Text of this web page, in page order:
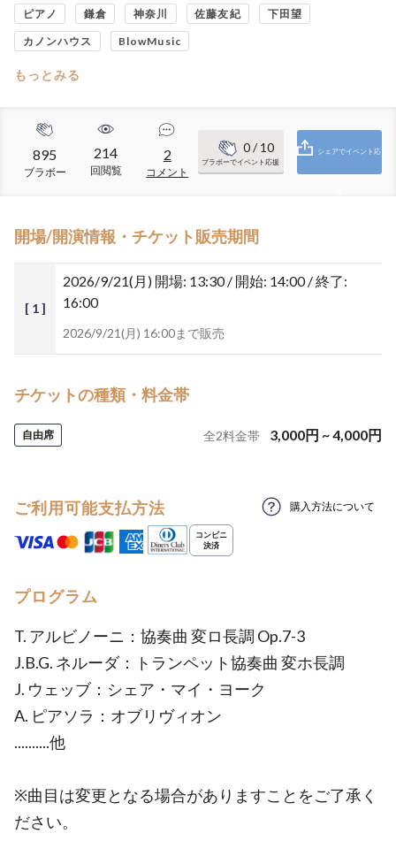
ピアノ 鎌倉 神奈川 佐藤友紀 下田望
カノンハウス BlowMusic
もっとみる
895
ブラボー
214
回閲覧
2
コメント
0/ 10
ブラボーでイベント応援
シェアでイベント応
開場/開演情報・チケット販売期間
[ 1 ]
2026/9/21(月) 開場: 13:30 / 開始: 14:00 / 終了:
16:00
2026/9/21(月) 16:00まで販売
チケットの種類・料金帯
自由席 全2料金帯 3,000円 ~4,000円
ご利用可能支払方法 購入方法について
プログラム
T. アルビノーニ：協奏曲 変ロ長調 Op.7-3
J.B.G. ネルーダ：トランペット協奏曲 変ホ長調
J. ウェッブ：シェア・マイ・ヨーク
A. ピアソラ：オブリヴィオン
..........他
※曲目は変更となる場合がありますことをご了承く
ださい。